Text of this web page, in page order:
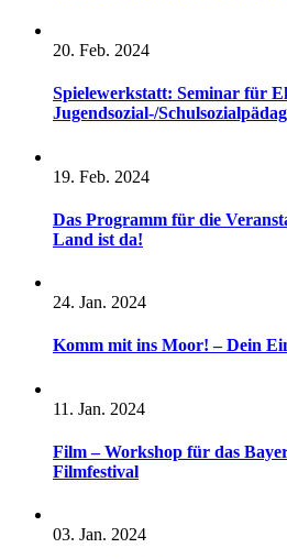
20. Feb. 2024
Spielewerkstatt: Seminar für
Jugendsozial-/
19. Feb. 2024
Das Programm für die
Land ist da!
24. Jan. 2024
Komm mit ins Moor! – Dein
11. Jan. 2024
Film – Workshop für das
Filmfestival
03. Jan. 2024